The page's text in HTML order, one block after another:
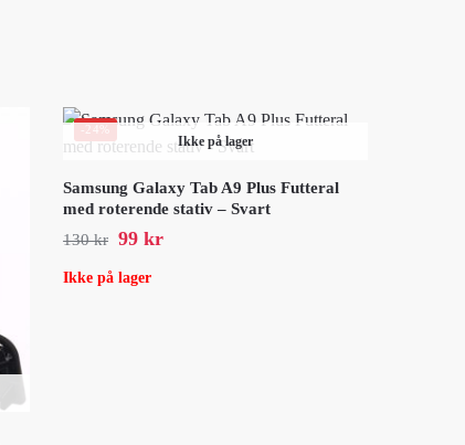
-24%
Ikke på lager
Samsung Galaxy Tab A9 Plus Futteral
med roterende stativ – Svart
130kr 99kr
Ikke på lager